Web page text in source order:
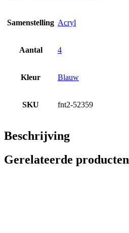
Samenstelling Acryl
Aantal 4
Kleur Blauw
SKU fnt2-52359
Beschrijving
Gerelateerde producten